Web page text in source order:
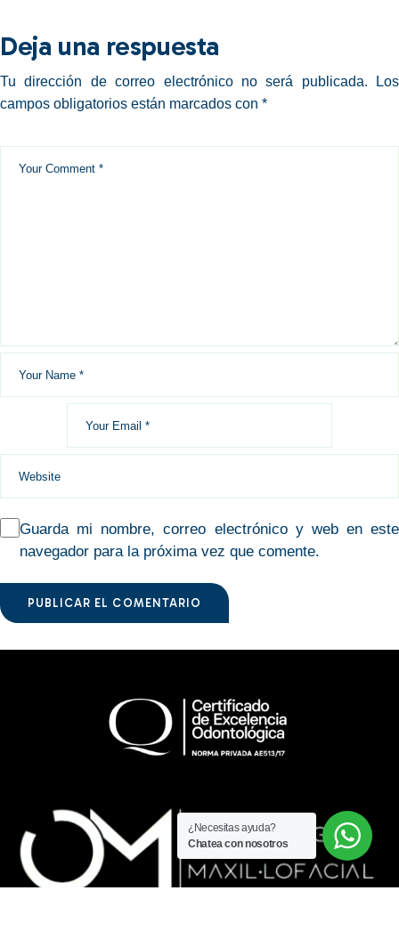
Deja una respuesta
Tu dirección de correo electrónico no será publicada.
Los
campos obligatorios están marcados con *
Guarda mi nombre, correo electrónico y web en este
navegador para la próxima vez que comente.
PUBLICAR EL COMENTARIO
¿Necesitas ayuda?
Chatea con nosotros